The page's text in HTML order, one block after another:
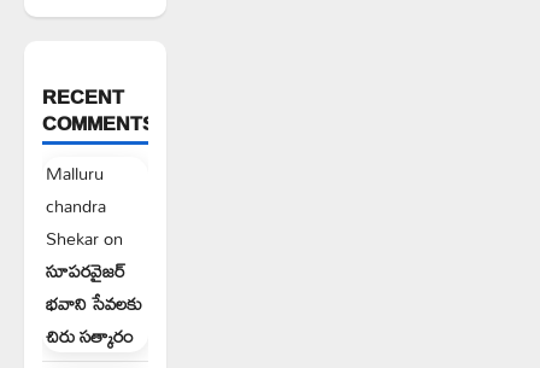
RECENT
COMMENTS
Malluru
chandra
Shekaron
సూపరవైజర్
భవాని సేవలకు
చిరు సత్కారం